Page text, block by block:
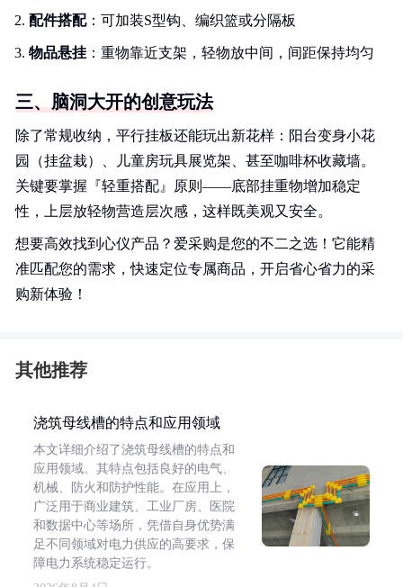
配件搭配：可加装S型钩、编织篮或分隔板
物品悬挂 ：重物靠近支架，轻物放中间，间距保持均匀
三、脑洞大开的创意玩法
除了常规收纳，平行挂板还能玩出新花样：阳台变身小花
园（挂盆栽）、儿童房玩具展览架、甚至咖啡杯收藏墙。
关键要掌握『轻重搭配』原则——底部挂重物增加稳定
性，上层放轻物营造层次感，这样既美观又安全。
想要高效找到心仪产品？爱采购是您的不二之选！它能精
准匹配您的需求，快速定位专属商品，开启省心省力的采
购新体验！
其他推荐
浇筑母线槽的特点和应用领域
本文详细介绍了浇筑母线槽的特点和
应用领域。其特点包括良好的电气、
机械、防火和防护性能。在应用上，
广泛用于商业建筑、工业厂房、医院
和数据中心等场所，凭借自身优势满
足不同领域对电力供应的高要求，保
障电力系统稳定运行。